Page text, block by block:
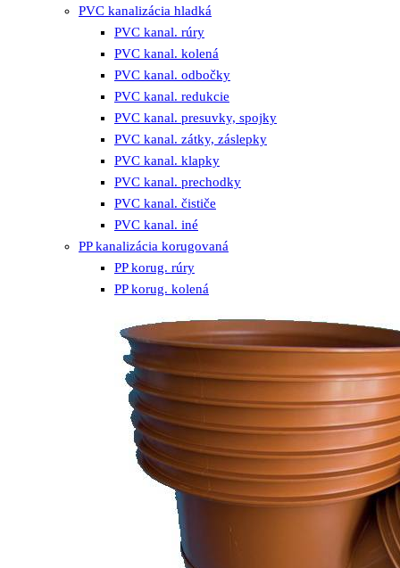
PVC kanalizácia hladká
PVC kanal. rúry
PVC kanal. kolená
PVC kanal. odbočky
PVC kanal. redukcie
PVC kanal. presuvky, spojky
PVC kanal. zátky, záslepky
PVC kanal. klapky
PVC kanal. prechodky
PVC kanal. čističe
PVC kanal. iné
PP kanalizácia korugovaná
PP korug. rúry
PP korug. kolená